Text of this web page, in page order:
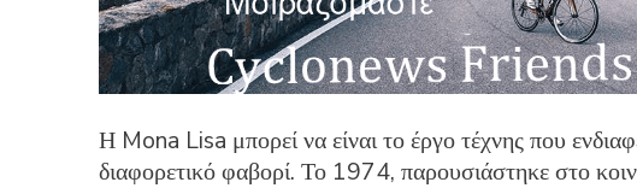
Η Mona Lisa μπορεί να είναι το έργο τέχνης που
διαφορετικό φαβορί. Το 1974, παρουσιάστηκε στο